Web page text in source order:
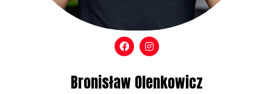
Bronisław Olenkowicz